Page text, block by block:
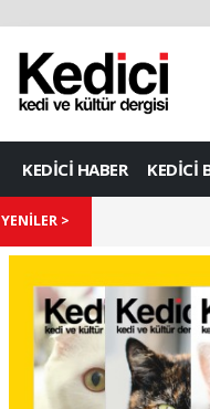
KEDİCİ HABER KEDİCİ
YENİLER >